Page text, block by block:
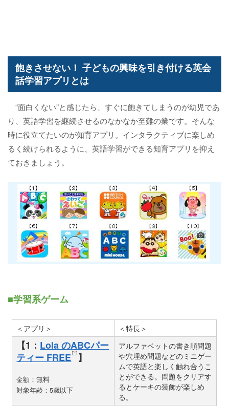
飽きさせない！ 子どもの興味を引き付ける英会
話学習アプリとは
“面白くない”と感じたら、すぐに飽きてしまうのが幼児であ
り、英語学習を継続させるのなかなか至難の業です。そんな
時に役立てたいのが知育アプリ。インタラクティブに楽しめ
るく続けられるように、英語学習ができる知育アプリを抑え
ておきましょう。
■学習系ゲーム
＜アプリ＞ ＜特長＞
【1： Lola のABCパー
ティー FREE 】
金額：無料
対象年齢：5歳以下
アルファベットの書き順問題
や穴埋め問題などのミニゲー
ムで英語と楽しく触れ合うこ
とができる。問題をクリアす
るとケーキの装飾が楽しめ
る。